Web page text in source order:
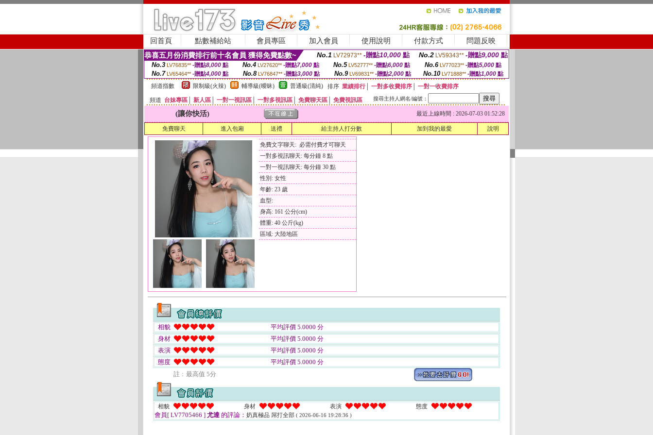
回首頁 點數補給站 會員專區 加入會員 使用說明 付款方式 問題反映
恭喜五月份消費排行前十名會員 獲得免費點數~ No.1 LV72973** -贈點10,000 點 No.2 LV59343** -贈點9,000 點
No.3 LV76835** -贈點8,000點 No.4 LV27620** -贈點7,000點 No.5 LV52777** -贈點6,000點 No.6 LV77023** -贈點5,000點
No.7 LV65464** -贈點4,000 點 No.8 LV76847** -贈點3,000 點 No.9 LV69831** -贈點2,000點 No.10 LV71888** -贈點1,000 點
頻道指數
限制級(火辣) 輔導級(曖昧) 普通級(清純) 排序 業績排行│ 一對多收費排序
一對一收費排序
頻道 台妹專區 新人區 一對一視訊區 一對多視訊區 免費聊天區 免費視訊區 搜尋主持人網名/編號：
(讓你快活) 最近上線時間 : 2026-07-03 01:52:28
免費聊天 進入包廂 送禮 給主持人打分數 加到我的最愛 說明
免費文字聊天: 必需付費才可聊天
一對多視訊聊天: 每分鐘 8 點
一對一視訊聊天: 每分鐘 30 點
性別: 女性
年齡: 23 歲
血型:
身高: 161 公分(cm)
體重: 40 公斤(kg)
區域: 大陸地區
相貌
平均評價 5.0000 分
身材
平均評價 5.0000 分
表演
平均評價 5.0000 分
態度
平均評價 5.0000 分
註﹕最高值 5分
相貌 身材 表演 態度
會員[ LV7705466 ] 尤達 的評論： 奶真極品 屌打全部 ( 2026-06-16 19:28:36 )